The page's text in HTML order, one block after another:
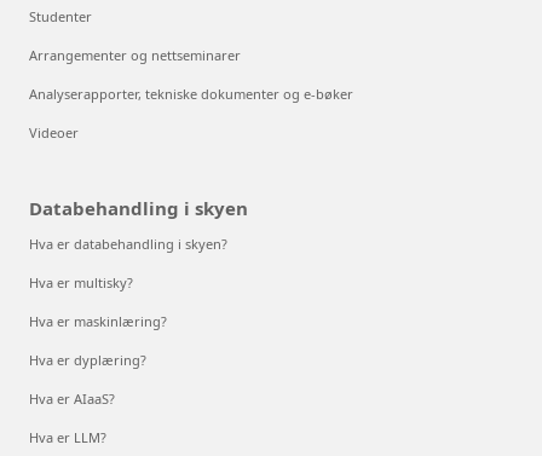
Studenter
Arrangementer og nettseminarer
Analyserapporter, tekniske dokumenter og e-bøker
Videoer
Databehandling i skyen
Hva er databehandling i skyen?
Hva er multisky?
Hva er maskinlæring?
Hva er dyplæring?
Hva er AIaaS?
Hva er LLM?